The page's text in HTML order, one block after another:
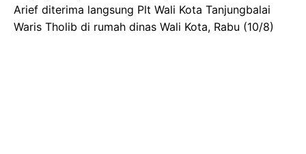
Arief diterima langsung Plt Wali Kota Tanjungbalai
Waris Tholib di rumah dinas Wali Kota, Rabu (10/8)